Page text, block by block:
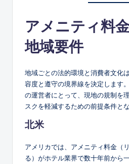
アメニティ料
地域要件
地域ごとの法的環境と消費者文化
容度と遵守の境界線を決定します
の運営者にとって、現地の規制を
スクを軽減するための前提条件とな
北米
アメリカでは、アメニティ料金（
る）がホテル業界で数十年前から